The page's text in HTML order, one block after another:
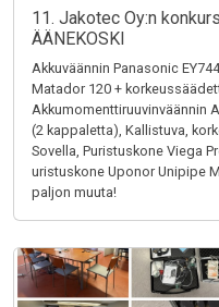
11. Jakotec Oy:n
ÄÄNEKOSKI
Akkuväännin Panasonic
Matador 120 +
Akkumomenttiruuvinväännin
(2 kappaletta), Kallistuva,
Sovella, Puristuskone Viega
uristuskone Uponor Unipipe
paljon muuta!